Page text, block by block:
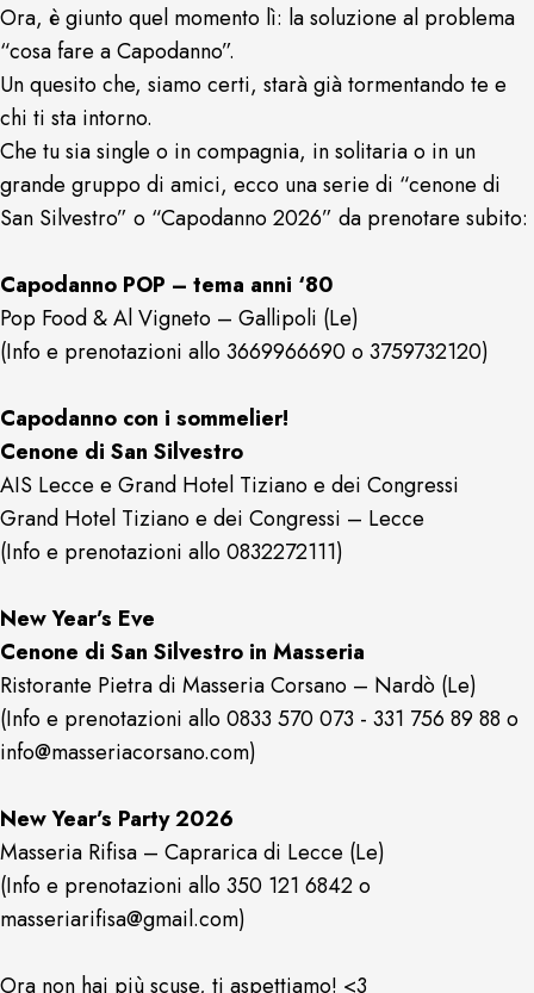
Ora, è giunto quel momento lì: la soluzione al problema
“cosa fare a Capodanno”.
Un quesito che, siamo certi, starà già tormentando te e
chi ti sta intorno.
Che tu sia single o in compagnia, in solitaria o in un
grande gruppo di amici, ecco una serie di “cenone di
San Silvestro” o “Capodanno 2026” da prenotare subito:
Capodanno POP – tema anni ‘80
Pop Food & Al Vigneto – Gallipoli (Le)
(Info e prenotazioni allo 3669966690 o 3759732120)
Capodanno con i sommelier!
Cenone di San Silvestro
AIS Lecce e Grand Hotel Tiziano e dei Congressi
Grand Hotel Tiziano e dei Congressi – Lecce
(Info e prenotazioni allo 0832272111)
New Year’s Eve
Cenone di San Silvestro in Masseria
Ristorante Pietra di Masseria Corsano – Nardò (Le)
(Info e prenotazioni allo 0833 570 073 - 331 756 89 88 o
info@masseriacorsano.com)
New Year’s Party 2026
Masseria Rifisa – Caprarica di Lecce (Le)
(Info e prenotazioni allo 350 121 6842 o
masseriarifisa@gmail.com)
Ora non hai più scuse, ti aspettiamo! <3